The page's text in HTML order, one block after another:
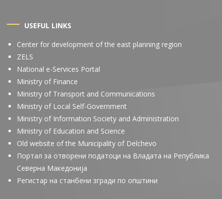
USEFUL LINKS
Center for development of the east planning region
ZELS
National e-Services Portal
Ministry of Finance
Ministry of Transport and Communications
Ministry of Local Self-Government
Ministry of Information Society and Administration
Ministry of Education and Science
Old website of the Municipality of Delchevo
Портал за отворени податоци на Владата на Република
Северна Македонија
Регистар на станбени згради по општини